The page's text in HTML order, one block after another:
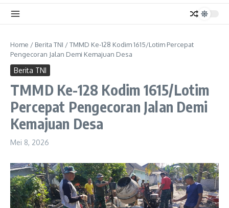
Home / Berita TNI /TMMD Ke-128 Kodim 1615/Lotim Percepat
Pengecoran Jalan Demi Kemajuan Desa
Berita TNI
TMMD Ke-128 Kodim 1615/Lotim
Percepat Pengecoran Jalan Demi
Kemajuan Desa
Mei 8, 2026